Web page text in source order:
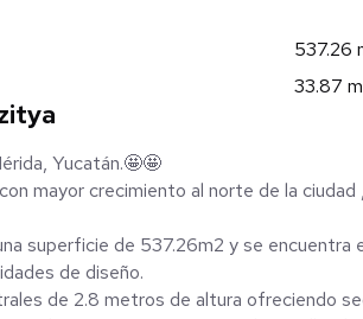
537.26
33.87
Yucatán.🤩🤩
mayor crecimiento al norte de la
superficie de 537.26m2 y se encuentra
de diseño.
de 2.8 metros de altura ofreciendo